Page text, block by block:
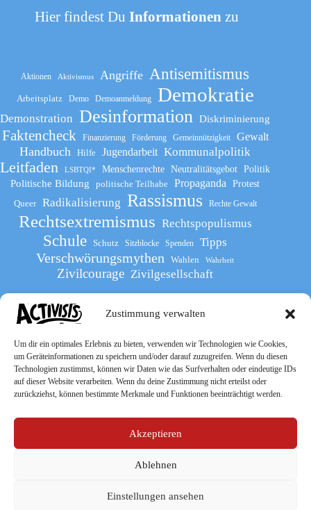
Zustimmung verwalten
Um dir ein optimales Erlebnis zu bieten, verwenden wir Technologien wie Cookies,
um Geräteinformationen zu speichern und/oder darauf zuzugreifen. Wenn du diesen
Technologien zustimmst, können wir Daten wie das Surfverhalten oder eindeutige IDs
auf dieser Website verarbeiten. Wenn du deine Zustimmung nicht erteilst oder
zurückziehst, können bestimmte Merkmale und Funktionen beeinträchtigt werden.
Akzeptieren
Ablehnen
Einstellungen ansehen
Hier findest DuInformationenzu
Aktionen Aktivismus Angriffe Antisemitismus
Arbeitsplatz Demo Demoanmeldung Demokratie
Demonstration Desinformation Diskriminierung
Faktencheck Finanzierung Förderung Gemeinnützigkeit Gewalt
Handbuch Hilfe Jugendarbeit Kommunalpolitik
Leitfaden LSBTQI* Menschenrechte Neutralitätsgebot Politik
Politische Bildung politische Teilhabe Propaganda
Protest
Queer
Radikalisierung Rassismus Rechte Gewalt
Rechtsextremismus Rechtspopulismus
Schule Schutz Sitzblocke Spenden Tipps
Verschwörungsmythen Wahlen Wahrheit
Zivilcourage Zivilgesellschaft
Werde Teil des The Activists Guide